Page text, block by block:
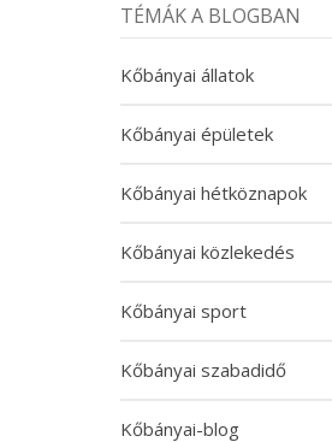
TÉMÁK A BLOGBAN
Kőbányai állatok
Kőbányai épületek
Kőbányai hétköznapok
Kőbányai közlekedés
Kőbányai sport
Kőbányai szabadidő
Kőbányai-blog